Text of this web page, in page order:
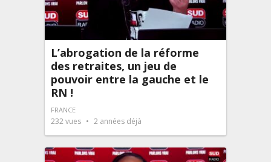
L’abrogation de la réforme
des retraites, un jeu de
pouvoir entre la gauche et le
RN !
FRANCE
232vues 2 années déjà